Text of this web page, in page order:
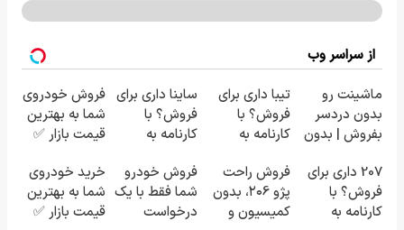
از سراسر وب
ماشینت رو
بدون دردسر
بفروش | بدون
تیبا داری برای
فروش؟ با
کارنامه به
بفروش!
ساینا داری برای
فروش؟ با
کارنامه به
بفروش!
فروش خودروی
شما به بهترین
قیمت بازار ✅
207 داری برای
فروش؟ با
کارنامه به
فروش راحت
پژو ۲۰6، بدون
کمیسیون و
فروش خودرو
شما فقط با یک
درخواست
خرید خودروی
شما به بهترین
قیمت بازار ✅